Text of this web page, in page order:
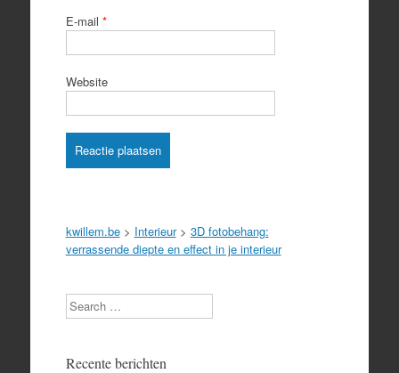
E-mail *
Website
kwillem.be> Interieur> 3D fotobehang:
verrassende diepte en effect in je interieur
Search
Recente berichten